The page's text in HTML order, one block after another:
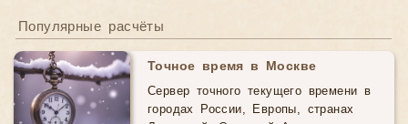
Популярные расчёты
Точное время в Москве
Сервер точного текущего времени в
городах России, Европы, странах